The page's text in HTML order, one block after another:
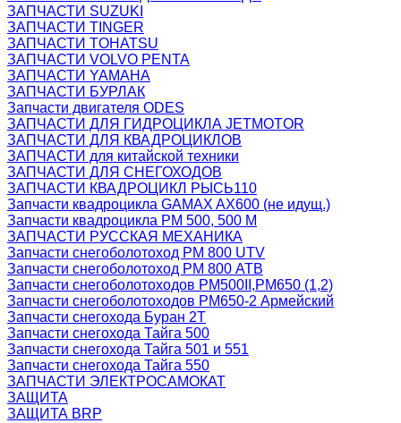
ЗАПЧАСТИ SUZUKI
ЗАПЧАСТИ TINGER
ЗАПЧАСТИ TOHATSU
ЗАПЧАСТИ VOLVO PENTA
ЗАПЧАСТИ YAMAHA
ЗАПЧАСТИ БУРЛАК
Запчасти двигателя ODES
ЗАПЧАСТИ ДЛЯ ГИДРОЦИКЛА JETMOTOR
ЗАПЧАСТИ ДЛЯ КВАДРОЦИКЛОВ
ЗАПЧАСТИ для китайской техники
ЗАПЧАСТИ ДЛЯ СНЕГОХОДОВ
ЗАПЧАСТИ КВАДРОЦИКЛ РЫСЬ110
Запчасти квадроцикла GAMAX AX600 (не идущ.)
Запчасти квадроцикла РМ 500, 500 М
ЗАПЧАСТИ РУССКАЯ МЕХАНИКА
Запчасти снегоболотоход РМ 800 UTV
Запчасти снегоболотоход РМ 800 АТВ
Запчасти снегоболотоходов РМ500II,РМ650 (1,2)
Запчасти снегоболотоходов РМ650-2 Армейский
Запчасти снегохода Буран 2Т
Запчасти снегохода Тайга 500
Запчасти снегохода Тайга 501 и 551
Запчасти снегохода Тайга 550
ЗАПЧАСТИ ЭЛЕКТРОСАМОКАТ
ЗАЩИТА
ЗАЩИТА BRP